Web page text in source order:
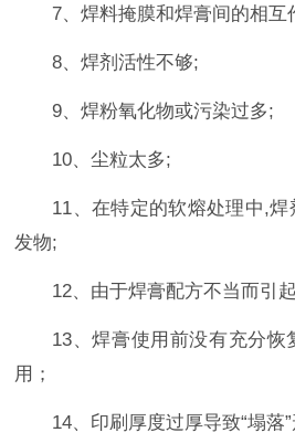
7、焊料掩膜和焊膏间的相互
8、焊剂活性不够;
9、焊粉氧化物或污染过多;
10、尘粒太多;
11、在特定的软熔处理中,
发物;
12、由于焊膏配方不当而引
13、焊膏使用前没有充分恢
用；
14、印刷厚度过厚导致“塌落”